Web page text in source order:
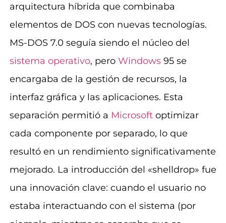
arquitectura híbrida que combinaba
elementos de DOS con nuevas tecnologías.
MS-DOS 7.0 seguía siendo el núcleo del
sistema operativo, pero Windows95 se
encargaba de la gestión de recursos, la
interfaz gráfica y las aplicaciones. Esta
separación permitió a Microsoftoptimizar
cada componente por separado, lo que
resultó en un rendimiento significativamente
mejorado. La introducción del «shelldrop» fue
una innovación clave: cuando el usuario no
estaba interactuando con el sistema (por